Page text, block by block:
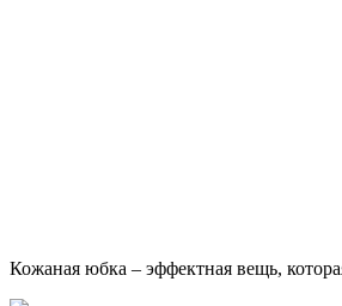
Кожаная юбка – эффектная вещь,